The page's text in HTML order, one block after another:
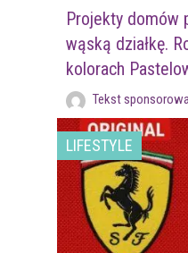
Projekty domów
wąską działkę.
kolorach
Tekst
LIFESTYLE